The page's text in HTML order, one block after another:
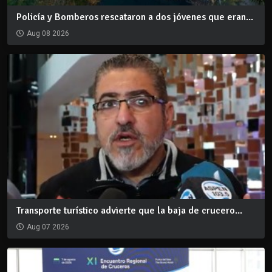
Policía y Bomberos rescataron a dos jóvenes que eran...
Aug 08 2026
Transporte turístico advierte que la baja de crucero...
Aug 07 2026